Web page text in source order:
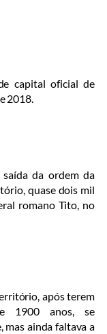
capital oficial de
2018.
da ordem da
quase dois mil
romano Tito, no
após terem
1900 anos, se
mas ainda faltava a